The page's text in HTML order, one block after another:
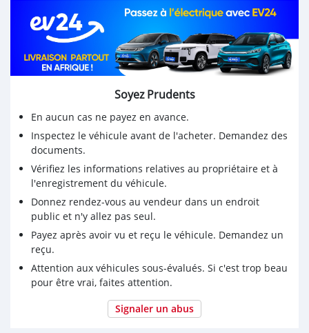
- New Spark Plug
- Air filter cleaned & oiled
- Chain cleaned & lubricated
- Coolant flushed & replaced
- New Tires & HD Tubes
- Recent Top End Rebuild (Great compression - starts
It's in perfect shape mechanically and cosmetically.
Please keep in mind that this is extremely well
maintained machine. Owned by motorcycle enthusiasts.
New tires, tubes and maintenance. Needs absolutely
nothing!
Please whatsap through +971569570454
Done 150km milag
Soyez Prudents
En aucun cas ne payez en avance.
Inspectez le véhicule avant de l'acheter. Demandez des
documents.
Vérifiez les informations relatives au propriétaire et à
l'enregistrement du véhicule.
Donnez rendez-vous au vendeur dans un endroit
public et n'y allez pas seul.
Payez après avoir vu et reçu le véhicule. Demandez un
reçu.
Attention aux véhicules sous-évalués. Si c'est trop beau
pour être vrai, faites attention.
Signaler un abus